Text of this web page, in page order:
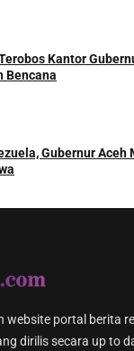
Kantor
Bencana
Gubernur Aceh
website portal berita
dirilis secara up to